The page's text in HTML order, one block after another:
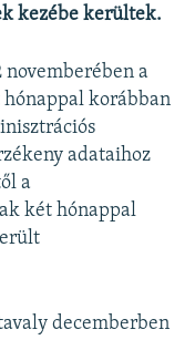
kezébe kerültek.
novemberében a
korábban
adataihoz
a
két hónappal
decemberben